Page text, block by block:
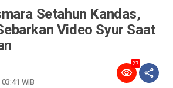
Setahun Kandas,
Video Syur Saat
WIB
27